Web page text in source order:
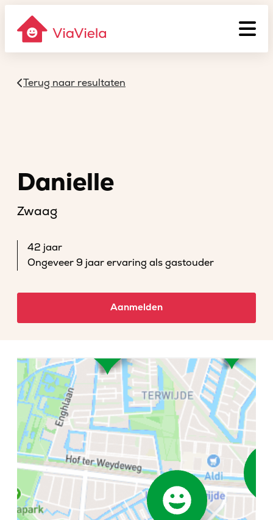
Terug naar resultaten
Danielle
Zwaag
42 jaar
Ongeveer 9 jaar ervaring als gastouder
Aanmelden